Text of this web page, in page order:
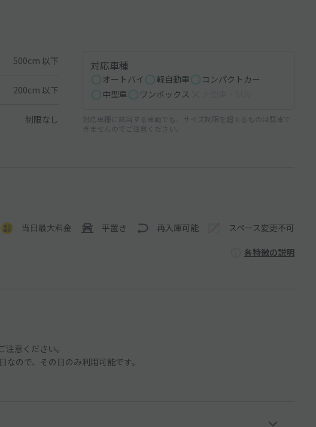
500cm 以下
200cm 以下
制限なし
対応車種
オートバイ 軽自動車
コンパクトカー
中型車
ワンボックス
対応車種に該当する車両でも、サイズ制限を超えるものは駐車で
きませんのでご注意ください。
当日最大料金 平置き 再入庫可能 スペース変更不可
各特徴の説明
意ください。
ので、その日のみ利用可能です。